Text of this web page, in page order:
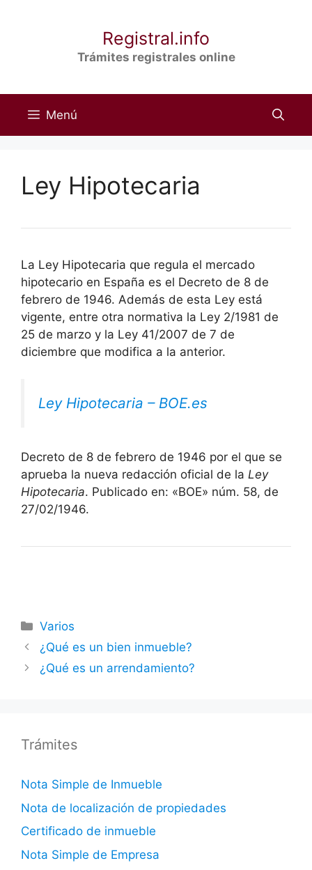
Registral.info
Trámites registrales online
Menú
Ley Hipotecaria
La Ley Hipotecaria que regula el mercado
hipotecario en España es el Decreto de 8 de
febrero de 1946. Además de esta Ley está
vigente, entre otra normativa la Ley 2/1981 de
25 de marzo y la Ley 41/2007 de 7 de
diciembre que modifica a la anterior.​
Ley Hipotecaria – BOE.es
Decreto de 8 de febrero de 1946 por el que se
aprueba la nueva redacción oficial de la Ley
Hipotecaria. Publicado en: «BOE» núm. 58, de
27/02/1946.
Categorías
Varios
¿Qué es un bien inmueble?
¿Qué es un arrendamiento?
Trámites
Nota Simple de Inmueble
Nota de localización de propiedades
Certificado de inmueble
Nota Simple de Empresa